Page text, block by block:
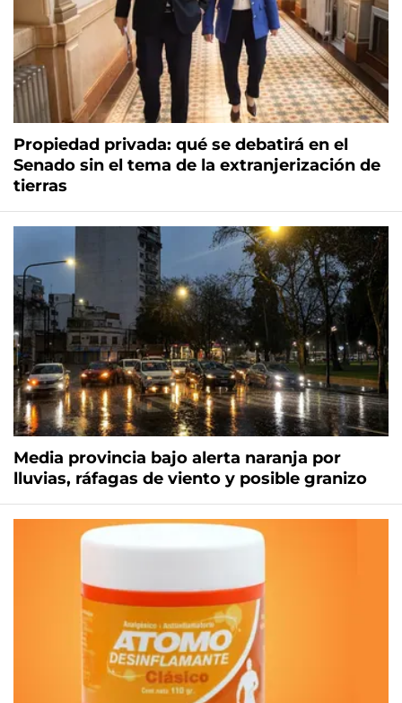
Propiedad privada: qué se debatirá en el
Senado sin el tema de la extranjerización de
tierras
Media provincia bajo alerta naranja por
lluvias, ráfagas de viento y posible granizo